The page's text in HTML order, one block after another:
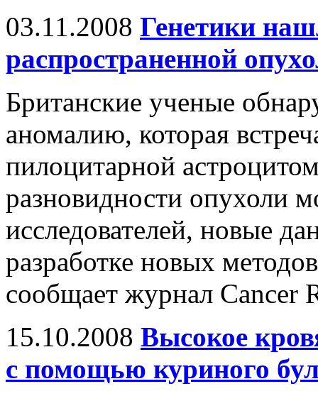
03.11.2008 Генетики
распространенной
Британские ученые
аномалию, которая
пилоцитарной
разновидности опухоли
исследователей, новые
разработке новых
сообщает журнал Cancer
15.10.2008 Высокое
с помощью куриного